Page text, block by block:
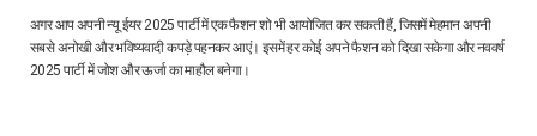
अगर आप अपनी न्यू ईयर 2025 पार्टी में एक फैशन शो भी आयोजित कर सकती हैं, जिसमें मेहमान अपनी
सबसे अनोखी और भविष्यवादी कपड़े पहनकर आएं। इसमें हर कोई अपने फैशन को दिखा सकेगा और नववर्ष
2025 पार्टी में जोश और ऊर्जा का माहौल बनेगा।